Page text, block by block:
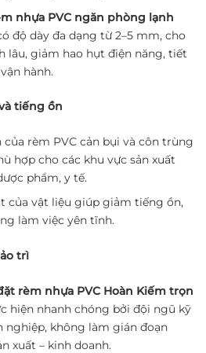
nhựa PVC ngăn phòng lạnh
độ dày đa dạng từ 2–5 mm, cho
lâu, giảm hao hụt điện năng, tiết
hành.
tiếng ồn
của rèm PVC cản bụi và côn trùng
hợp cho các khu vực sản xuất
phẩm, y tế.
của vật liệu giúp giảm tiếng ồn,
làm việc yên tĩnh.
trì
rèm nhựa PVC Hoàn Kiếm trọn
hiện nhanh chóng bởi đội ngũ kỹ
nghiệp, không làm gián đoạn
xuất – kinh doanh.